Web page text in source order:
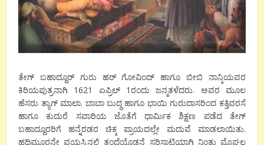
ತೇಗ್ ಬಹಾದ್ದೂರ್ ಗುರು ಹರ್ ಗೋವಿಂದ್ ಹಾಗೂ ಬೀಬಿ ನಾನ್ಕಿಯವರ
ಕಿರಿಯಪುತ್ರನಾಗಿ 1621 ಏಪ್ರಿಲ್ 1ರಂದು ಜನ್ಮತಳೆದರು. ಅವರ ಮೂಲ
ಹೆಸರು ತ್ಯಾಗ್ ಮಾಲಾ. ಬಾಬಾ ಬುದ್ಧ ಹಾಗೂ ಭಾಯಿ ಗುರುದಾಸರಿಂದ ಕತ್ತಿವರಸೆ
ಹಾಗೂ ಕುದುರೆ ಸವಾರಿಯ ಜೊತೆಗೆ ಧಾರ್ಮಿಕ ಶಿಕ್ಷಣ ಪಡೆದ ತೇಗ್
ಬಹಾದ್ದೂರರಿಗೆ ಹನ್ನೆರಡರ ಚಿಕ್ಕ ಪ್ರಾಯದಲ್ಲೇ ಮದುವೆ ಮಾಡಲಾಯಿತು.
ಹದಿಮೂರನೇ ವಯಸ್ಸಿನಲ್ಲಿ ತಂದೆಯೊಡನೆ ಸರಿಸಾಟಿಯಾಗಿ ನಿಂತು ಮೊಘಲ